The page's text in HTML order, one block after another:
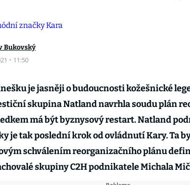
Bukovský
· 11:50
je jasněji o budoucnosti kožešnické
skupina Natland navrhla soudu plán
má být byznysový restart. Natland
je tak poslední krok od ovládnutí Kary. Ta
schválením reorganizačního plánu
skupiny C2H podnikatele Michala